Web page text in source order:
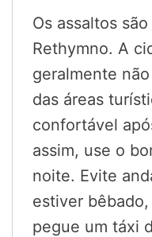
Os assaltos
Rethymno. A
geralmente
das áreas
confortável
assim, use o
noite. Evite
estiver
pegue um táxi